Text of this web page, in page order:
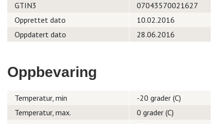
GTIN3
07043570021627
Opprettet dato
10.02.2016
Oppdatert dato
28.06.2016
Oppbevaring
Temperatur, min
-20 grader (C)
Temperatur, max.
0 grader (C)